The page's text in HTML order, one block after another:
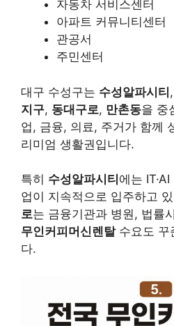
자동차 서비스센터
아파트 커뮤니티센터
관공서
주민센터
대구 수성구는 수성알파시티,
지구, 동대구로, 만촌동을 중
업, 금융, 의료, 주거가 함께
리미엄 생활권입니다.
특히 수성알파시티 에는
업이 지속적으로 입주하고
로는 금융기관과 병원, 법률
무인커피머신렌탈수요도 꾸
다.